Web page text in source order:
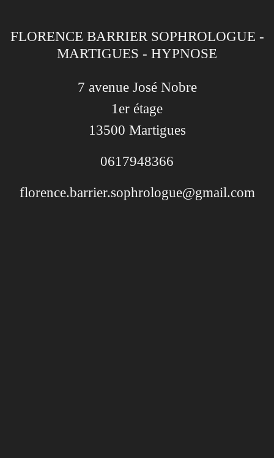
FLORENCE BARRIER SOPHROLOGUE -
MARTIGUES - HYPNOSE
7 avenue José Nobre
1er étage
13500 Martigues
0617948366
florence.barrier.sophrologue@gmail.com